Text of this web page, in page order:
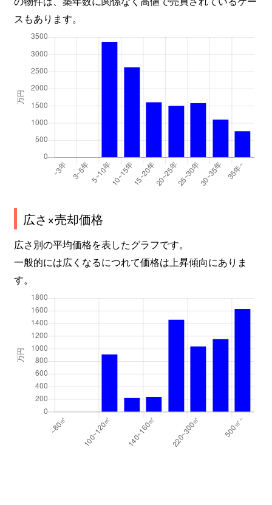
スもあります。
広さ×売却価格
広さ別の平均価格を表したグラフです。
一般的には広くなるにつれて価格は上昇傾向にありま
す。